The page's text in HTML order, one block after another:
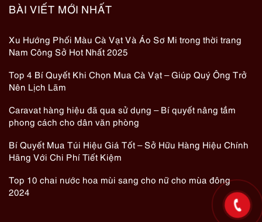
BÀI VIẾT MỚI NHẤT
Xu Hướng Phối Màu Cà Vạt Và Áo Sơ Mi trong thời trang
Nam Công Sở Hot Nhất 2025
Top 4 Bí Quyết Khi Chọn Mua Cà Vạt – Giúp Quý Ông Trở
Nên Lịch Lãm
Caravat hàng hiệu đã qua sử dụng – Bí quyết nâng tầm
phong cách cho dân văn phòng
Bí Quyết Mua Túi Hiệu Giá Tốt – Sở Hữu Hàng Hiệu Chính
Hãng Với Chi Phí Tiết Kiệm
Top 10 chai nước hoa mùi sang cho nữ cho mùa đông
2024